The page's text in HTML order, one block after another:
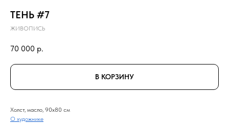
ТЕНЬ #7
ЖИВОПИСЬ
70 000 р.
В КОРЗИНУ
Холст, масло, 90x80 см
О художнике